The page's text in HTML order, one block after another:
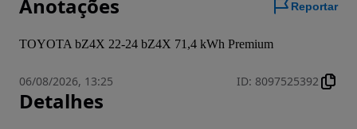
Anotações Reportar
TOYOTA bZ4X 22-24 bZ4X 71,4 kWh Premium
06/08/2026, 13:25 ID: 8097525392
Detalhes